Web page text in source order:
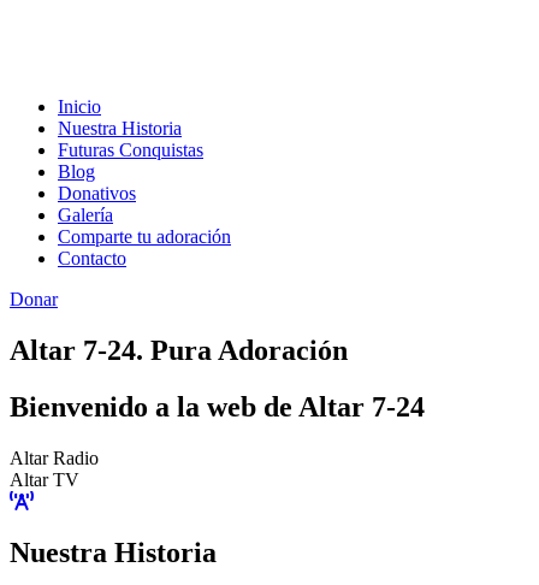
Inicio
Nuestra Historia
Futuras Conquistas
Blog
Donativos
Galería
Comparte tu adoración
Contacto
Donar
Altar 7-24. Pura Adoración
Bienvenido a la web de Altar 7-24
Altar Radio
Altar TV
Nuestra Historia